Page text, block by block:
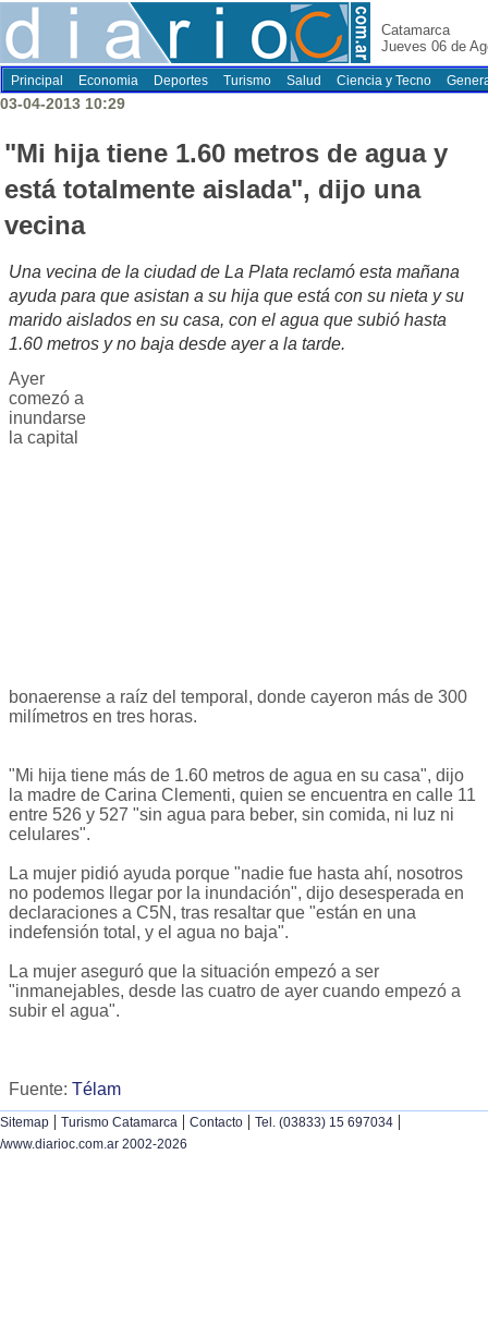
Catamarca
Jueves 06 de
Principal Economia Deportes Turismo Salud Ciencia y Tecno
03-04-2013 10:29
"Mi hija tiene 1.60 metros de agua y
está totalmente aislada", dijo una
vecina
Una vecina de la ciudad de La Plata reclamó esta mañana
ayuda para que asistan a su hija que está con su nieta y su
marido aislados en su casa, con el agua que subió hasta
1.60 metros y no baja desde ayer a la tarde.
Ayer
comezó a
inundarse
la capital
bonaerense a raíz del temporal, donde cayeron más de 300
milímetros en tres horas.
"Mi hija tiene más de 1.60 metros de agua en su casa", dijo
la madre de Carina Clementi, quien se encuentra en calle 11
entre 526 y 527 "sin agua para beber, sin comida, ni luz ni
celulares".
La mujer pidió ayuda porque "nadie fue hasta ahí, nosotros
no podemos llegar por la inundación", dijo desesperada en
declaraciones a C5N, tras resaltar que "están en una
indefensión total, y el agua no baja".
La mujer aseguró que la situación empezó a ser
"inmanejables, desde las cuatro de ayer cuando empezó a
subir el agua".
Fuente: Télam
Sitemap | Turismo Catamarca | Contacto | Tel. (03833) 15 697034 |
/www.diarioc.com.ar 2002-2026